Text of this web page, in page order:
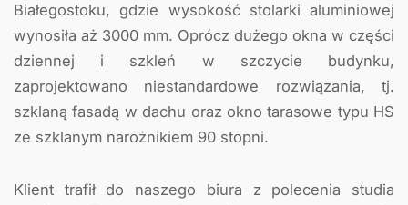
Białegostoku, gdzie wysokość stolarki aluminiowej
wynosiła aż 3000 mm. Oprócz dużego okna w części
dziennej i szkleń w szczycie budynku,
zaprojektowano niestandardowe rozwiązania, tj.
szklaną fasadą w dachu oraz okno tarasowe typu HS
ze szklanym narożnikiem 90 stopni.
Klient trafił do naszego biura z polecenia studia